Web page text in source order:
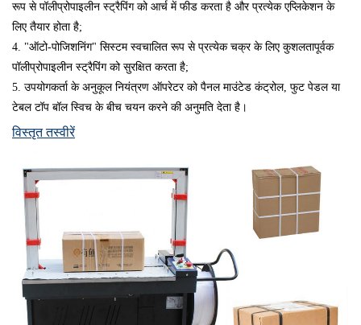
रूप से पॉलीप्रोपाइलीन स्ट्रैपिंग को आर्च में फीड करता है और प्रत्येक एप्लिकेशन के
लिए तैयार होता है;
4. "ऑटो-पोजिशनिंग" सिस्टम स्वचालित रूप से प्रत्येक चक्र के लिए कुशलतापूर्वक
पॉलीप्रोपाइलीन स्ट्रैपिंग को सुरक्षित करता है;
5. उपयोगकर्ता के अनुकूल नियंत्रण ऑपरेटर को पैनल माउंटेड कंट्रोल, फुट पेडल या
टेबल टॉप बॉल स्विच के बीच चयन करने की अनुमति देता है।
विस्तृत तस्वीरें